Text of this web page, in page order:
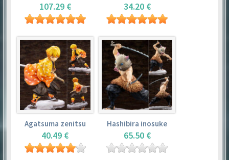
107.29 € 34.20 €
Agatsuma zenitsu
40.49 €
Hashibira inosuke
65.50 €